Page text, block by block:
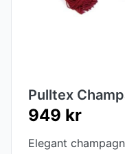
Pulltex
949 kr
Elegant